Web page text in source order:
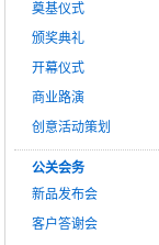
奠基仪式
颁奖典礼
开幕仪式
商业路演
创意活动策划
公关会务
新品发布会
客户答谢会